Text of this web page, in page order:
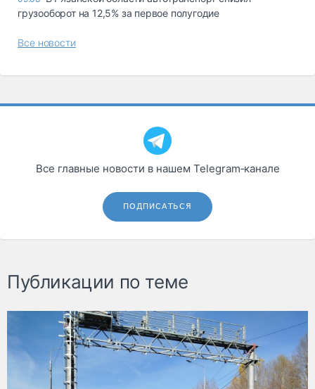
грузооборот на 12,5% за первое полугодие
Все новости
Все главные новости в нашем Telegram‑канале
ПОДПИСАТЬСЯ
Публикации по теме